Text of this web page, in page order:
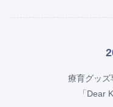
療育グッズ
「Dear